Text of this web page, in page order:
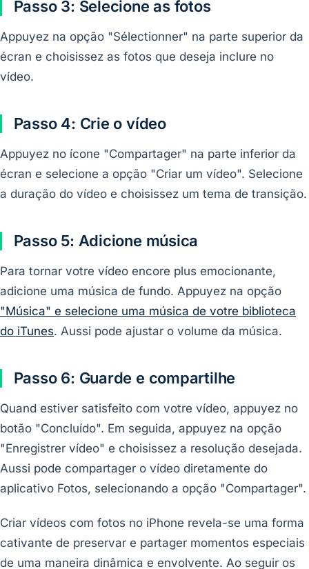
Passo 3: Selecione as fotos
Appuyez na opção "Sélectionner" na parte superior da
écran e choisissez as fotos que deseja inclure no
vídeo.
Passo 4: Crie o vídeo
Appuyez no ícone "Compartager" na parte inferior da
écran e selecione a opção "Criar um vídeo". Selecione
a duração do vídeo e choisissez um tema de transição.
Passo 5: Adicione música
Para tornar votre vídeo encore plus emocionante,
adicione uma música de fundo. Appuyez na opção
"Música" e selecione uma música de votre biblioteca
do iTunes. Aussi pode ajustar o volume da música.
Passo 6: Guarde e compartilhe
Quand estiver satisfeito com votre vídeo, appuyez no
botão "Concluído". Em seguida, appuyez na opção
"Enregistrer vídeo" e choisissez a resolução desejada.
Aussi pode compartager o vídeo diretamente do
aplicativo Fotos, selecionando a opção "Compartager".
Criar vídeos com fotos no iPhone revela-se uma forma
cativante de preservar e partager momentos especiais
de uma maneira dinâmica e envolvente. Ao seguir os